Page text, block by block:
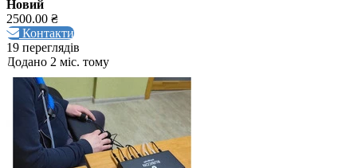
Новий
2500.00 ₴
Контакти
19 переглядів
Додано 2 міс. тому